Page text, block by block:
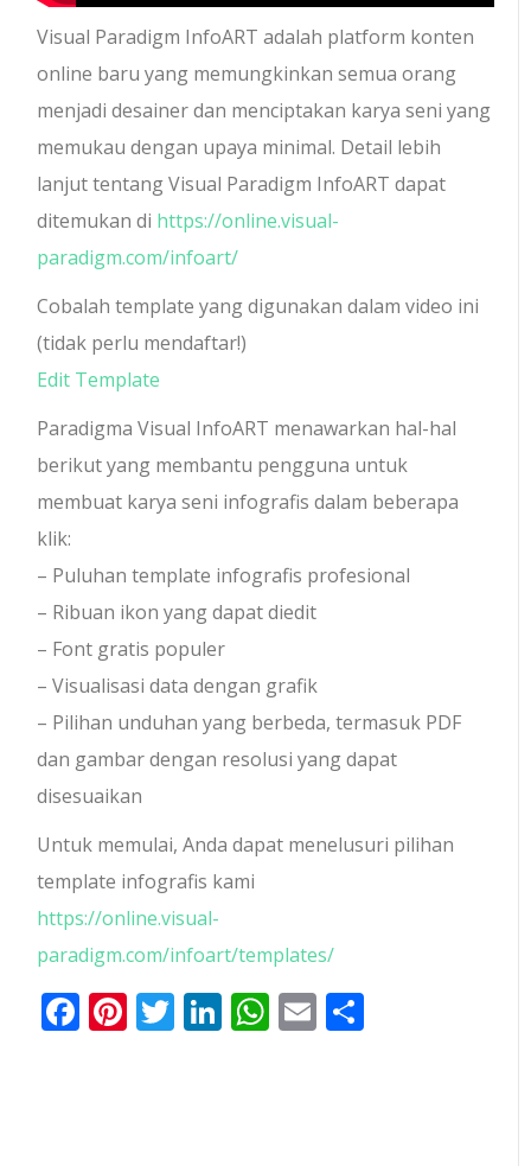
Visual Paradigm InfoART adalah platform konten
online baru yang memungkinkan semua orang
menjadi desainer dan menciptakan karya seni yang
memukau dengan upaya minimal. Detail lebih
lanjut tentang Visual Paradigm InfoART dapat
ditemukan di https://online.visual-
paradigm.com/infoart/
Cobalah template yang digunakan dalam video ini
(tidak perlu mendaftar!)
Edit Template
Paradigma Visual InfoART menawarkan hal-hal
berikut yang membantu pengguna untuk
membuat karya seni infografis dalam beberapa
klik:
– Puluhan template infografis profesional
– Ribuan ikon yang dapat diedit
– Font gratis populer
– Visualisasi data dengan grafik
– Pilihan unduhan yang berbeda, termasuk PDF
dan gambar dengan resolusi yang dapat
disesuaikan
Untuk memulai, Anda dapat menelusuri pilihan
template infografis kami
https://online.visual-
paradigm.com/infoart/templates/
Facebook
Pinterest
Twitter
LinkedIn
WhatsApp
Email